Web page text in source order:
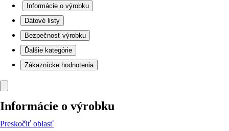
Informácie o výrobku
Dátové listy
Bezpečnosť výrobku
Ďalšie kategórie
Zákaznícke hodnotenia
Informácie o výrobku
Preskočiť oblasť